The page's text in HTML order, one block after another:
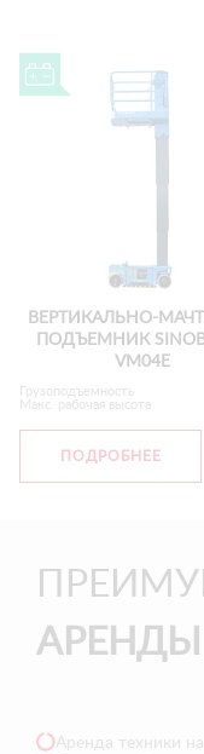
ВЕРТИКАЛЬНО-
ПОДЪЕМНИК
VM04E
Грузоподъемность
Макс. рабочая высота
ПОДРОБНЕЕ
АРЕНДЫ
Аренда техники